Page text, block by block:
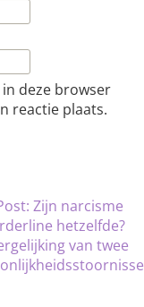
deze browser
reactie plaats.
Zijn narcisme
hetzelfde?
van twee